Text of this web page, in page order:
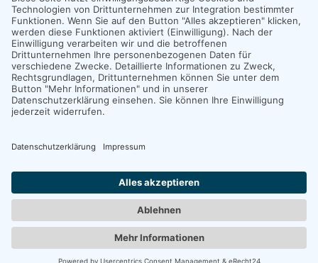
Unexpected Application Error!
crypto.randomUUID is not a function
TypeError: crypto.randomUUID is not a function
at JS.mc.suspense (https://search-
at https://search-interface.branchly.io/
at https://search-interface.branchly.io/
at https://search-interface.branchly.io/
at https://search-interface.branchly.io/
at https://search-interface.branchly.io/
at JS (https://search-interface.branchly.io/